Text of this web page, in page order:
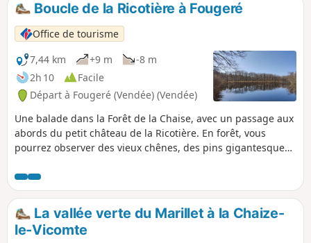
Boucle de la Ricotière à Fougeré
Office de tourisme
7,44 km
+9 m
-8 m
2h 10
Facile
Départ à Fougeré (Vendée) (Vendée)
Une balade dans la Forêt de la Chaise, avec un passage aux
abords du petit château de la Ricotière. En forêt, vous
pourrez observer des vieux chênes, des pins gigantesques
tambourinement des pics sur les troncs des arbres, en
passant en bout de l'Étang du Ruisseau des Noailles. Peut-
être aurez-vous la chance d'apercevoir quelques daims
dans le parc à daims sur la droite, sinon l'envol d'un canard
col-vert.
La vallée verte du Marillet à la Chaize-
le-Vicomte